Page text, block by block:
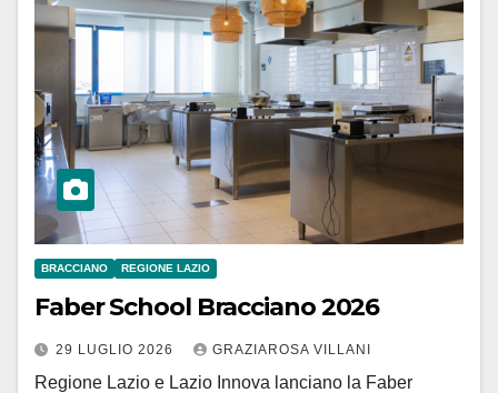
BRACCIANO REGIONE LAZIO
Faber School Bracciano 2026
29 LUGLIO 2026 GRAZIAROSA VILLANI
Regione Lazio e Lazio Innova lanciano la Faber